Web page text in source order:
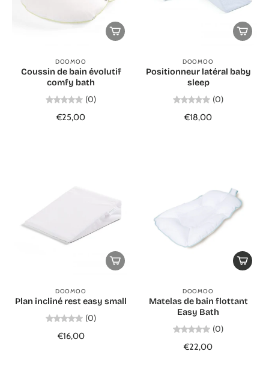
DOOMOO
Coussin de bain évolutif
comfy bath
(0)
€25,00
DOOMOO
Positionneur latéral baby
sleep
(0)
€18,00
DOOMOO
Plan incliné rest easy small
(0)
€16,00
DOOMOO
Matelas de bain flottant
Easy Bath
(0)
€22,00